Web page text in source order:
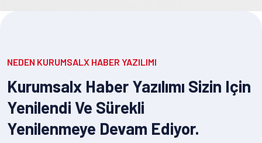
NEDEN KURUMSALX HABER YAZILIMI
Kurumsalx Haber Yazılımı Sizin Için
Yenilendi Ve Sürekli
Yenilenmeye Devam Ediyor.